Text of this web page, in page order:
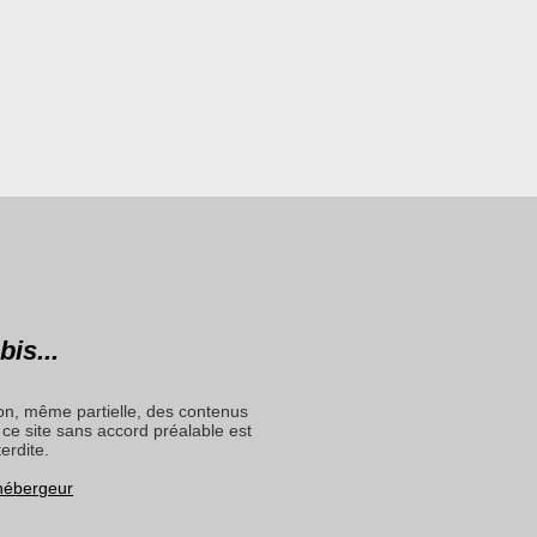
même partielle, des contenus
site sans accord préalable est